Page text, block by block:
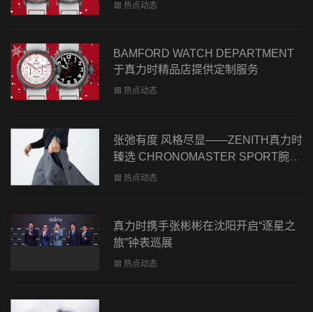
热点动态
BAMFORD WATCH DEPARTMENT
于真力时精品店提供定制服务
热点动态
张弛有度 风格尽显——ZENITH真力时
臻选 CHRONOMASTER SPORT腕表
献礼父亲节
热点动态
真力时携手张彬彬在沈阳开启“逐星之
旅”钟表巡展
热点动态